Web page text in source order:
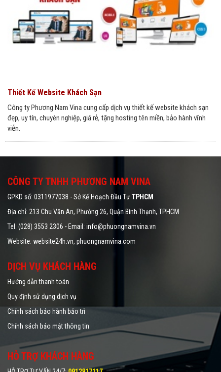
Thiết Kế Website Khách Sạn
Công ty Phương Nam Vina cung cấp dịch vụ thiết kế website khách sạn
đẹp, uy tín, chuyên nghiệp, giá rẻ, tặng hosting tên miền, bảo hành vĩnh
viễn.
CÔNG TY TNHH PHƯƠNG NAM VINA
GPKD số: 0311977038 - Sở Kế Hoạch Đầu TưTPHCM
Địa chỉ: 213 Chu Văn An, Phường 26, Quận Bình Thạnh, TPHCM
Tel: (028) 3553 2306 - Email: info@phuongnamvina.vn
Website: website24h.vn, phuongnamvina.com
DỊCH VỤ KHÁCH HÀNG
Hướng dẫn thanh toán
Quy định sử dụng dịch vụ
Chính sách bảo hành bảo trì
Chính sách bảo mật thông tin
HỖ TRỢ KHÁCH HÀNG